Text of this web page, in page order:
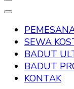
SEWA
BADUT
BADUT
KONTAK